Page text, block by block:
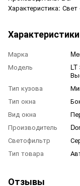
Характеристика:
Характеристики
Марка
Модель
LT
Тип кузова
Тип окна
Вид окна
Производитель
Светофильтр
Тип товара
Отзывы